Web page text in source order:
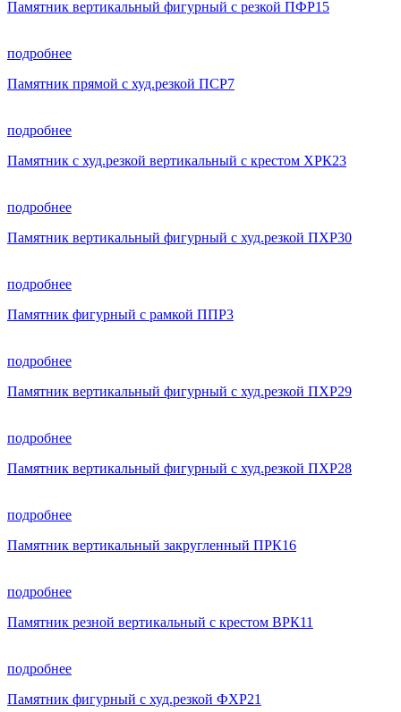
Памятник вертикальный фигурный с резкой ПФР15
подробнее
Памятник прямой с худ.резкой ПСР7
подробнее
Памятник с худ.резкой вертикальный с крестом ХРК23
подробнее
Памятник вертикальный фигурный с худ.резкой ПХР30
подробнее
Памятник фигурный с рамкой ППР3
подробнее
Памятник вертикальный фигурный с худ.резкой ПХР29
подробнее
Памятник вертикальный фигурный с худ.резкой ПХР28
подробнее
Памятник вертикальный закругленный ПРК16
подробнее
Памятник резной вертикальный с крестом ВРК11
подробнее
Памятник фигурный с худ.резкой ФХР21